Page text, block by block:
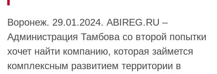
Воронеж. 29.01.2024. ABIREG.RU –
Администрация Тамбова со второй попытки
хочет найти компанию, которая займется
комплексным развитием территории в